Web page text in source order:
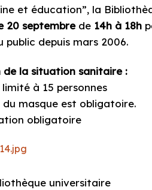
et éducation”, la
20 septembrede 14h à 18h
public depuis mars 2006.
de la situation sanitaire :
limité à 15 personnes
masque est obligatoire.
obligatoire
universitaire